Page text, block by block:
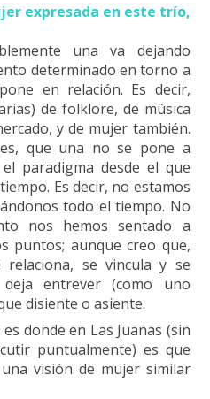
expresada en este trío,
una va dejando
determinado en torno a
en relación. Es decir,
de folklore, de música
y de mujer también.
que una no se pone a
paradigma desde el que
Es decir, no estamos
todo el tiempo. No
nos hemos sentado a
puntos; aunque creo que,
relaciona, se vincula y se
entrever (como uno
disiente o asiente.
donde en Las Juanas (sin
puntualmente) es que
visión de mujer similar